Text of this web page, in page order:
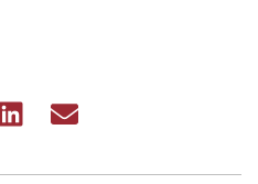
Share Share